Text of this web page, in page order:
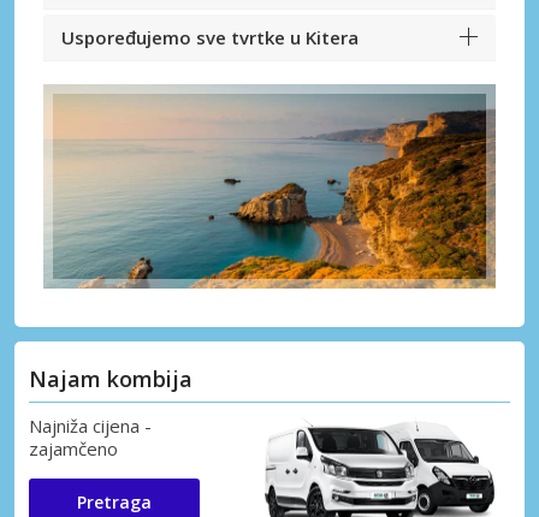
Uspoređujemo sve tvrtke u Kitera
Najam kombija
Najniža cijena -
zajamčeno
Pretraga